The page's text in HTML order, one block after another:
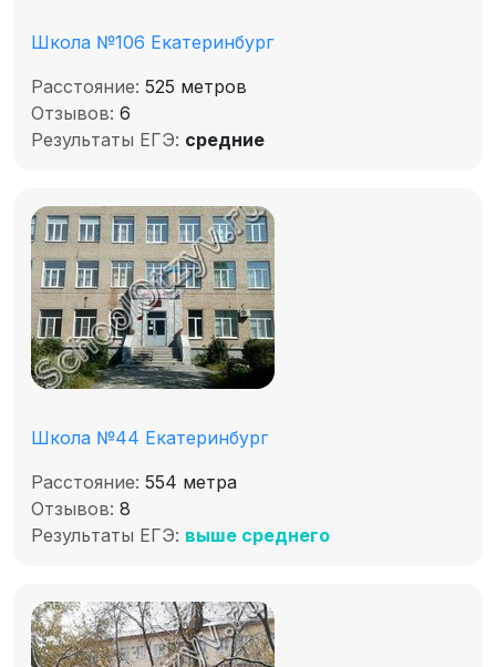
Школа №106 Екатеринбург
Расстояние: 525 метров
Отзывов: 6
Результаты ЕГЭ: средние
Школа №44 Екатеринбург
Расстояние: 554 метра
Отзывов: 8
Результаты ЕГЭ: выше среднего